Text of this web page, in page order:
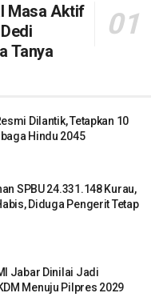
Masa Aktif
Tanya
Dilantik, Tetapkan 10
Hindu 2045
SPBU 24.331.148 Kurau,
Diduga Pengerit Tetap
Jabar Dinilai Jadi
Menuju Pilpres 2029